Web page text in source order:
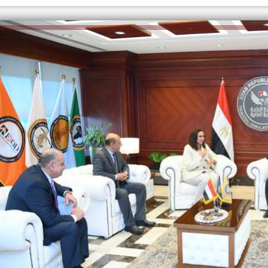
الكاتبة إلهام شرشر تهنئ الرئيس
السيسي بعيد ميلاده وتُشيد بجهوده
في بناء الدولة
رسالتى لآخر الزمان «محطة الضبعة
النووية»... من الحلم إلى التنفيذ